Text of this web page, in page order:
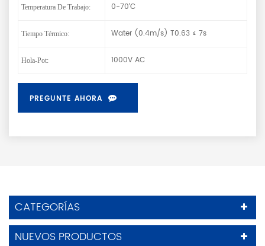
Temperatura De Trabajo: 0-70’C
Tiempo Térmico: Water (0.4m/s) T0.63 ≤ 7s
Hola-Pot: 1000V AC
PREGUNTE AHORA
CATEGORÍAS
NUEVOS PRODUCTOS